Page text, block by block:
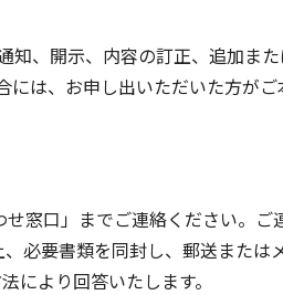
、開示、内容の訂正、追加ま
は、お申し出いただいた方が
窓口」までご連絡ください。
必要書類を同封し、郵送または
により回答いたします。